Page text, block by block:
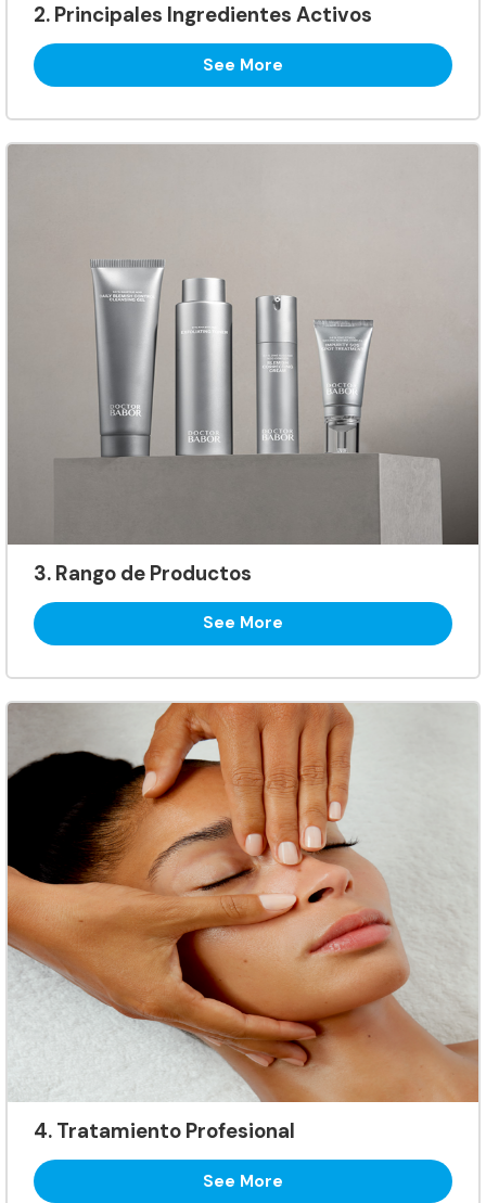
2. Principales Ingredientes Activos
See More
3. Rango de Productos
See More
4. Tratamiento Profesional
See More